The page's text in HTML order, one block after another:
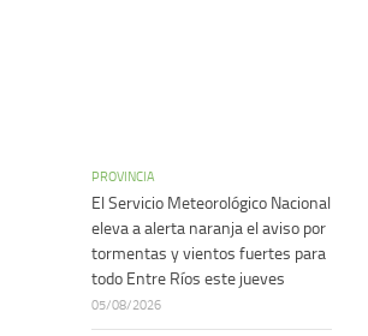
PROVINCIA
El Servicio Meteorológico Nacional
eleva a alerta naranja el aviso por
tormentas y vientos fuertes para
todo Entre Ríos este jueves
05/08/2026